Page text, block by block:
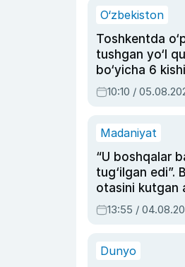
O‘zbekiston
Toshkentda
tushgan yo‘l
bo‘yicha 6
hukmi o‘qildi
10:10 /
Madaniyat
“U boshqalar
tug‘ilgan edi”.
otasini kutgan
dublyaj ustasi
Ahmedovaning
13:55 /
Dunyo